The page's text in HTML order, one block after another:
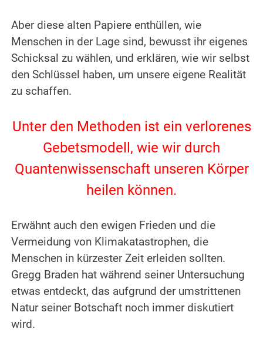
Aber diese alten Papiere enthüllen, wie
Menschen in der Lage sind, bewusst ihr eigenes
Schicksal zu wählen, und erklären, wie wir selbst
den Schlüssel haben, um unsere eigene Realität
zu schaffen.
Unter den Methoden ist ein verlorenes
Gebetsmodell, wie wir durch
Quantenwissenschaft unseren Körper
heilen können.
Erwähnt auch den ewigen Frieden und die
Vermeidung von Klimakatastrophen, die
Menschen in kürzester Zeit erleiden sollten.
Gregg Braden hat während seiner Untersuchung
etwas entdeckt, das aufgrund der umstrittenen
Natur seiner Botschaft noch immer diskutiert
wird.